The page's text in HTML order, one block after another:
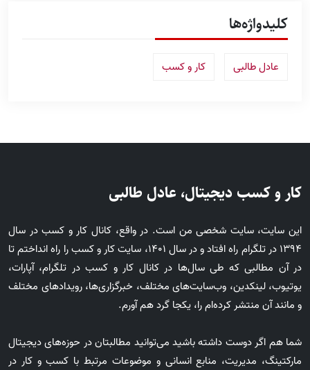
کلیدواژه‌ها
عادل طالبی کار و کسب
کار و کسب دیجیتال، عادل طالبی
این سایت، سایت شخصی من است. در واقع، کانال کار و کسب در سال
1394 در تلگرام راه افتاد و در سال 1401، سایت کار و کسب را راه انداختم تا
در آن مطالبی که طی سال‌ها در کانال کار و کسب در تلگرام، آپارات،
یوتیوب، لینکدین، وب‌سایت‌های مختلف، خبرگزاری‌ها، رویدادهای مختلف
و مانند آن منتشر کرده‌ام را، یکجا گرد هم آورم.
شما هم اگر دوست داشته باشید می‌توانید مطالبتان در حوزه‌های دیجیتال
مارکتینگ، مدیریت، منابع انسانی و موضوعات مرتبط با کسب و کار در